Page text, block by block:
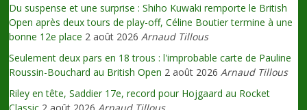
Du suspense et une surprise : Shiho Kuwaki remporte le British
Open après deux tours de play-off, Céline Boutier termine à une
bonne 12e place 2 août 2026 Arnaud Tillous
Seulement deux pars en 18 trous : l'improbable carte de Pauline
Roussin-Bouchard au British Open 2 août 2026 Arnaud Tillous
Riley en tête, Saddier 17e, record pour Hojgaard au Rocket